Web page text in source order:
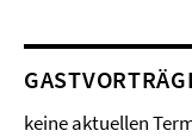
keine aktuellen